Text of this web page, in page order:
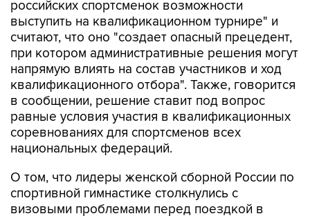
считают, что оно "создает опасный прецедент,
при котором административные решения могут
напрямую влиять на состав участников и ход
квалификационного отбора". Также, говорится
в сообщении, решение ставит под вопрос
равные условия участия в квалификационных
соревнованиях для спортсменов всех
национальных федераций.
О том, что лидеры женской сборной России по
визовыми проблемами перед поездкой в
Хорватию, сообщалось ранее.